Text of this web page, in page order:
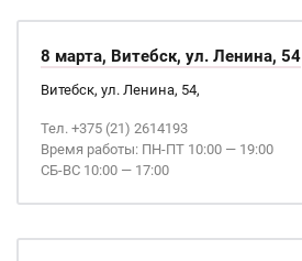
8 марта, Витебск, ул. Ленина, 54
Витебск, ул. Ленина, 54,
Тел. +375 (21) 2614193
Время работы: ПН-ПТ 10:00 — 19:00
СБ-ВС 10:00 — 17:00